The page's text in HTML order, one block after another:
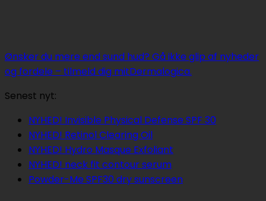
Ønsker du mere end sund hud? Gå ikke glip af nyheder
og fordele – tilmeld dig mitDermalogica.
Senest nyt:
NYHED! Invisible Physical Defense SPF 30
NYHED! Retinol Clearing OilIngen
kommentarer
til
NYHED!
NYHED! Hydro Masque Exfoliant
til
NYHED! neck fit contour serumIngen
kommentarer
Powder-Me SPF30 dry sunscreenIngen